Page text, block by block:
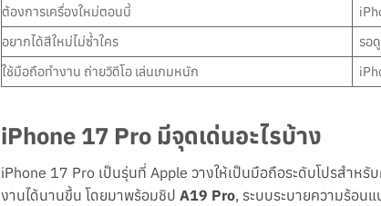
ต้องการเครื่องใหม่ตอนนี้
อยากได้สีใหม่ไม่ซ้ำใคร
รอ
ใช้มือถือทำงาน ถ่ายวิดีโอ เล่นเกมหนัก
iPhone 17 Pro มีจุดเด่นอะไรบ้าง
iPhone 17 Pro เป็นรุ่นที่ Apple วางให้เป็นมือถือระดับโปรสำห
งานได้นานขึ้น โดยมาพร้อมชิป A19 Pro, ระบบระบายความร้อน